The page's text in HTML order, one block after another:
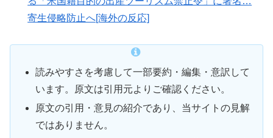
寄生侵略防止へ[海外の反応]
読みやすさを考慮して一部要約・編集・意訳して
います。原文は引用元よりご確認ください。
原文の引用・意見の紹介であり、当サイトの見解
ではありません。